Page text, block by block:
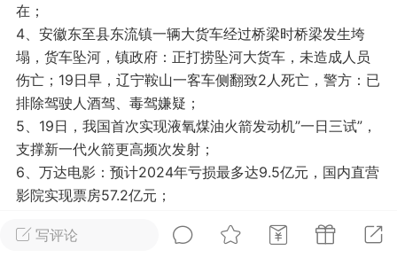
建术
爆款平台 Lv.8 靓号
加盟商
26 23:18
电脑端 美业资讯
闪充小白罐
本/双效闪充，养出紧致小白脸！一、项
充小白罐 = 闪充大白肌（仪器）× 草本
产品）×极光嫩肤啫喱（产品）这是一套
护...写评论
在；
4、安徽东至县东流镇一辆大货车经过桥梁时桥梁发生垮
塌，货车坠河，镇政府：正打捞坠河大货车，未造成人员
伤亡；19日早，辽宁鞍山一客车侧翻致2人死亡，警方：已
排除驾驶人酒驾、毒驾嫌疑；
5、19日，我国首次实现液氧煤油火箭发动机”一日三试”，
支撑新一代火箭更高频次发射；
6、万达电影：预计2024年亏损最多达9.5亿元，国内直营
影院实现票房57.2亿元；
文案；